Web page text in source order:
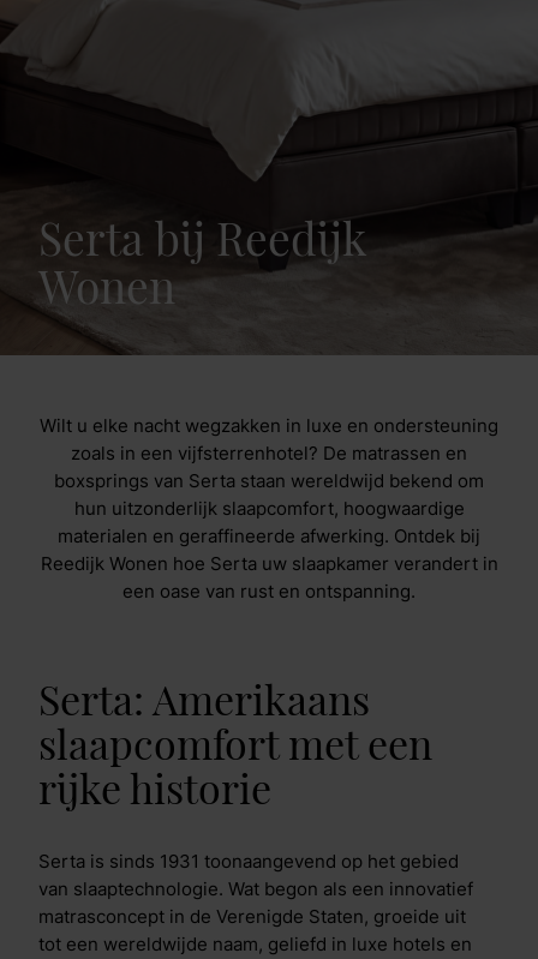
Serta bij Reedijk
Wonen
Wilt u elke nacht wegzakken in luxe en ondersteuning
zoals in een vijfsterrenhotel? De matrassen en
boxsprings van Serta staan wereldwijd bekend om
hun uitzonderlijk slaapcomfort, hoogwaardige
materialen en geraffineerde afwerking. Ontdek bij
Reedijk Wonen hoe Serta uw slaapkamer verandert in
een oase van rust en ontspanning.
Serta: Amerikaans
slaapcomfort met een
rijke historie
Serta is sinds 1931 toonaangevend op het gebied
van slaaptechnologie. Wat begon als een innovatief
matrasconcept in de Verenigde Staten, groeide uit
tot een wereldwijde naam, geliefd in luxe hotels en